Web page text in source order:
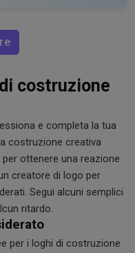
costruzione
e completa la tua
costruzione creativa
ottenere una reazione
creatore di logo per
Segui alcuni semplici
ritardo.
per i loghi di costruzione